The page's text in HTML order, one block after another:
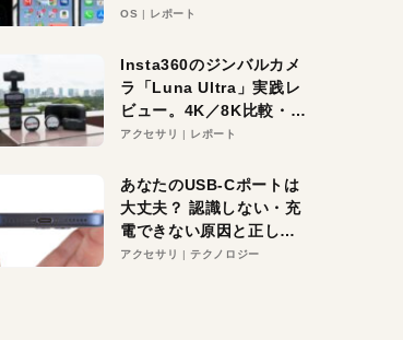
待大の便利機能5選。
る未来はすぐそこ！
OS レポート
Insta360のジンバルカメ
ラ「Luna Ultra」実践レ
ビュー。4K／8K比較・ズ
ーム・夜間撮影をチェッ
アクセサリ レポート
あなたのUSB-Cポートは
大丈夫？ 認識しない・充
電できない原因と正しい
対策
アクセサリ テクノロジー